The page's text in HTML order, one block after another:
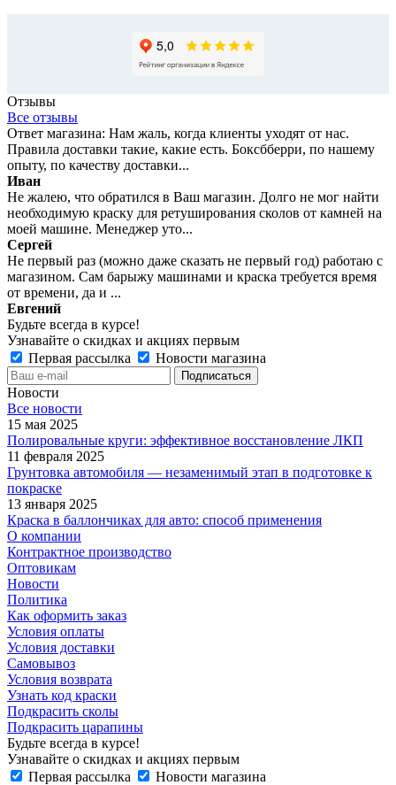
Отзывы
Все отзывы
Ответ магазина: Нам жаль, когда клиенты уходят от нас.
Правила доставки такие, какие есть. Боксбберри, по нашему
опыту, по качеству доставки...
Иван
Не жалею, что обратился в Ваш магазин. Долго не мог найти
необходимую краску для ретуширования сколов от камней на
моей машине. Менеджер уто...
Сергей
Не первый раз (можно даже сказать не первый год) работаю с
магазином. Сам барыжу машинами и краска требуется время
от времени, да и ...
Евгений
Будьте всегда в курсе!
Узнавайте о скидках и акциях первым
Первая рассылка
Новости магазина
Новости
Все новости
15 мая 2025
Полировальные круги: эффективное восстановление ЛКП
11 февраля 2025
Грунтовка автомобиля — незаменимый этап в подготовке к
покраске
13 января 2025
Краска в баллончиках для авто: способ применения
О компании
Контрактное производство
Оптовикам
Новости
Политика
Как оформить заказ
Условия оплаты
Условия доставки
Самовывоз
Условия возврата
Узнать код краски
Подкрасить сколы
Подкрасить царапины
Будьте всегда в курсе!
Узнавайте о скидках и акциях первым
Первая рассылка
Новости магазина